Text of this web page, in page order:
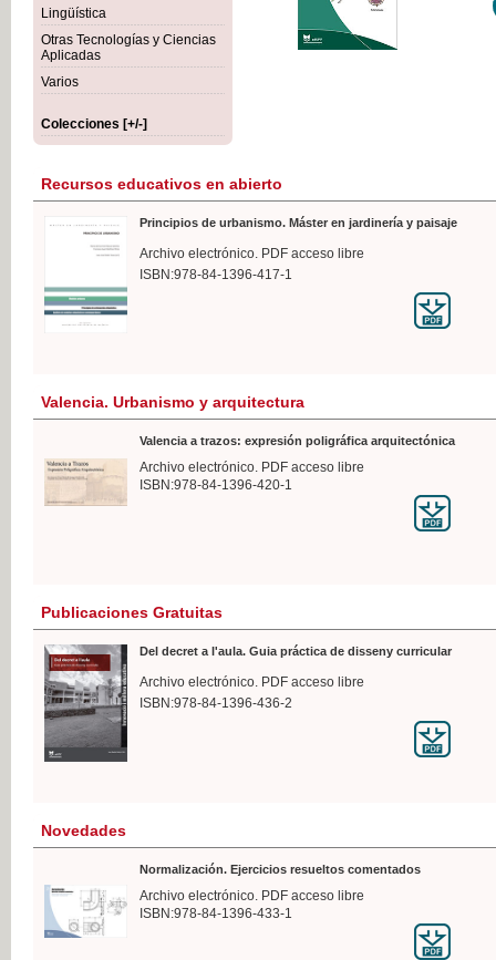
Lingüística
Otras Tecnologías y Ciencias
Aplicadas
Varios
Colecciones [+/-]
Recursos educativos en abierto
Principios de urbanismo. Máster en jardinería y paisaje
Archivo electrónico. PDF acceso libre
ISBN:978-84-1396-417-1
Valencia. Urbanismo y arquitectura
Valencia a trazos: expresión poligráfica arquitectónica
Archivo electrónico. PDF acceso libre
ISBN:978-84-1396-420-1
Publicaciones Gratuitas
Del decret a l'aula. Guia práctica de disseny curricular
Archivo electrónico. PDF acceso libre
ISBN:978-84-1396-436-2
Novedades
Normalización. Ejercicios resueltos comentados
Archivo electrónico. PDF acceso libre
ISBN:978-84-1396-433-1